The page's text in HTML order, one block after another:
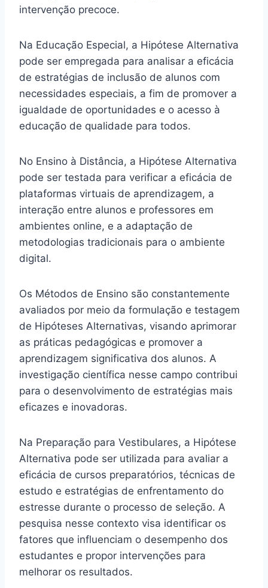
intervenção precoce.
Na Educação Especial, a Hipótese Alternativa
pode ser empregada para analisar a eficácia
de estratégias de inclusão de alunos com
necessidades especiais, a fim de promover a
igualdade de oportunidades e o acesso à
educação de qualidade para todos.
No Ensino à Distância, a Hipótese Alternativa
pode ser testada para verificar a eficácia de
plataformas virtuais de aprendizagem, a
interação entre alunos e professores em
ambientes online, e a adaptação de
metodologias tradicionais para o ambiente
digital.
Os Métodos de Ensino são constantemente
avaliados por meio da formulação e testagem
de Hipóteses Alternativas, visando aprimorar
as práticas pedagógicas e promover a
aprendizagem significativa dos alunos. A
investigação científica nesse campo contribui
para o desenvolvimento de estratégias mais
eficazes e inovadoras.
Na Preparação para Vestibulares, a Hipótese
Alternativa pode ser utilizada para avaliar a
eficácia de cursos preparatórios, técnicas de
estudo e estratégias de enfrentamento do
estresse durante o processo de seleção. A
pesquisa nesse contexto visa identificar os
fatores que influenciam o desempenho dos
estudantes e propor intervenções para
melhorar os resultados.